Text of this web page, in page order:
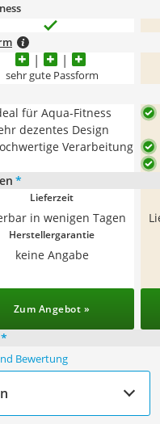
sehr gute Passform
für Aqua-Fitness
dezentes Design
Verarbeitung
*
Lieferzeit
in wenigen Tagen
Herstellergarantie
keine Angabe
Zum Angebot »
*
Bewertung